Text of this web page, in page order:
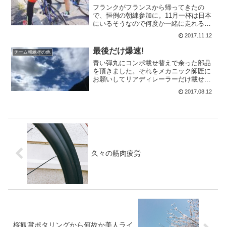
フランクがフランスから帰ってきたの
で、恒例の朝練参加に。11月一杯は日本
にいるそうなので何度か一緒に走れるか
な。私は不調なのでついていけそうもな
いですけど～。昨日は、不調の中結局100
キロ近く走っていたので、疲労がテンコ
盛りでございます。ど...
2017.11.12
チーム朝練その他 最後だけ爆速!
青い弾丸にコンポ載せ替えで余った部品
を頂きました。それをメカニック師匠に
お願いしてリアディレーラーだけ載せ替
えさせていただきました。その他にもメ
ンテナンスを色々としていただき延命処
2017.08.12
久々の筋肉疲労
桜観賞ポタリングから何故か美人ライ